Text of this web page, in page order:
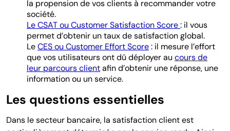
la propension de vos clients à recommander votre
société.
Le CSAT ou Customer Satisfaction Score: il vous
permet d’obtenir un taux de satisfaction global.
LeCES ou Customer Effort Score: il mesure l’effort
que vos utilisateurs ont dû déployer au cours de
leur parcours clientafin d’obtenir une réponse, une
information ou un service.
Les questions essentielles
Dans le secteur bancaire, la satisfaction client est